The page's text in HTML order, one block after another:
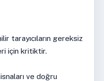
tarayıcıların gereksiz
için kritiktir.
ve doğru